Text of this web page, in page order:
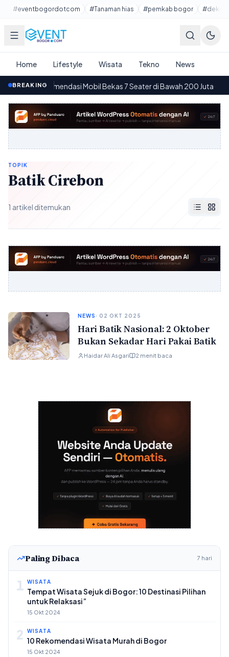
Lewati ke konten utama
#eventbogordotcom #Tanaman hias #pemkab bogor
Home Lifestyle Wisata Tekno News
BREAKING
10 Rekomendasi Mobil Bekas 7 Seater di Bawah 200 Juta ·
TOPIK
Batik Cirebon
1 artikel ditemukan
NEWS· 02 OKT 2025
Hari Batik Nasional: 2 Oktober
Bukan Sekadar Hari Pakai Batik
Haidar Ali Asgari 2 menit baca
Paling Dibaca 7 hari
1 WISATA
Tempat Wisata Sejuk di Bogor: 10 Destinasi Pilihan
untuk Relaksasi”
15 Okt 2024
2 WISATA
10 Rekomendasi Wisata Murah di Bogor
15 Okt 2024